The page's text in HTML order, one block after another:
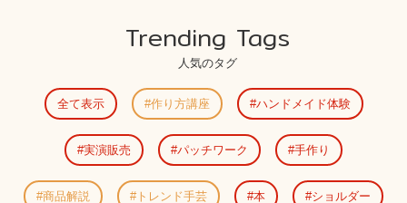
Trending Tags
人気のタグ
全て表示 作り方講座 ハンドメイド体験
実演販売 パッチワーク 手作り
商品解説 トレンド手芸 本 ショルダー